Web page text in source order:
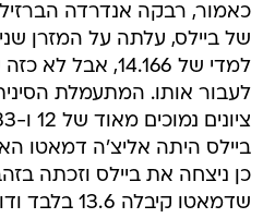
כאמור, רבקה אנדרדה
של ביילס, עלתה על המזרן
למדי של 14.166,
לעבור אותו. המתעמלת
ביילס היתה אליצ'ה דמאטו
כן ניצחה את ביילס וזכתה
שדמאטו